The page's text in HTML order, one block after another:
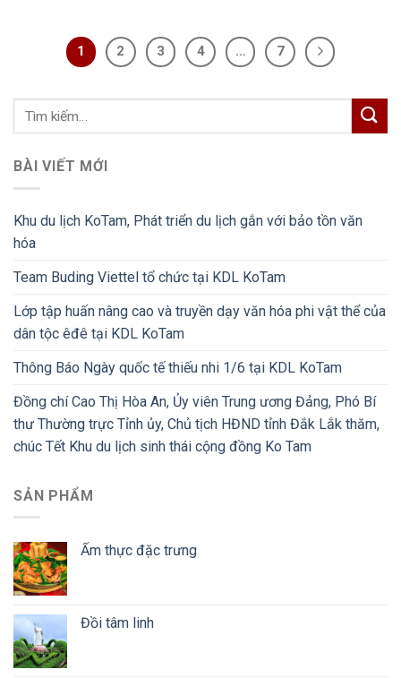
1 2 3 4 … 7
BÀI VIẾT MỚI
Khu du lịch KoTam, Phát triển du lịch gắn với bảo tồn văn
hóa
Team Buding Viettel tổ chức tại KDL KoTam
Lớp tập huấn nâng cao và truyền dạy văn hóa phi vật thể của
dân tộc êđê tại KDL KoTam
Thông Báo Ngày quốc tế thiếu nhi 1/6 tại KDL KoTam
Đồng chí Cao Thị Hòa An, Ủy viên Trung ương Đảng, Phó Bí
thư Thường trực Tỉnh ủy, Chủ tịch HĐND tỉnh Đắk Lắk thăm,
chúc Tết Khu du lịch sinh thái cộng đồng Ko Tam
SẢN PHẨM
Ẩm thực đặc trưng
Đồi tâm linh